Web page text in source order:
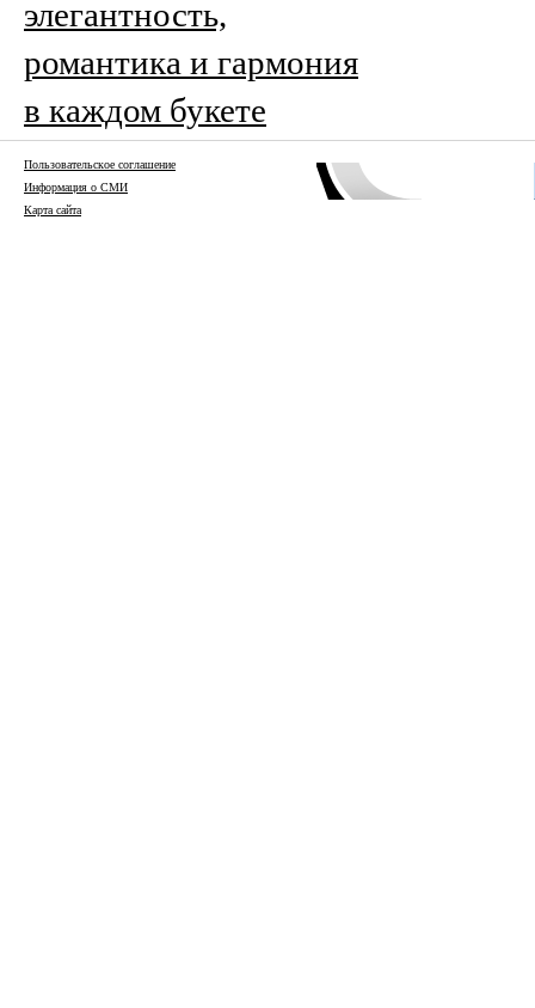
элегантность,
романтика и гармония
в каждом букете
Пользовательское соглашение
Информация о СМИ
Карта сайта